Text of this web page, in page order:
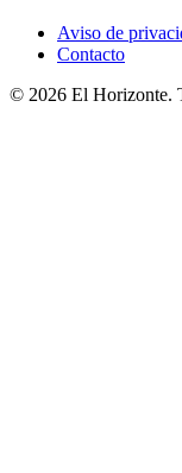
Aviso de
Contacto
© 2026 El Horizonte.